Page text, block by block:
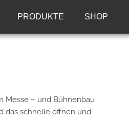
PRODUKTE SHOP
Messe – und Bühnenbau
das schnelle öffnen und